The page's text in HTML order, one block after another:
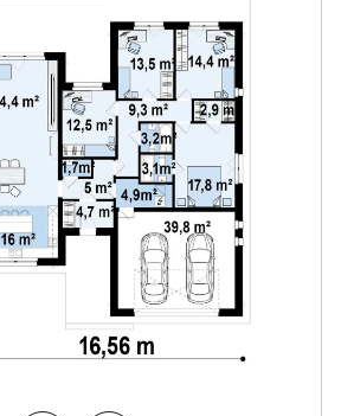
подойдёт для людей,
оригинальный,
семьи с тремя детьми.